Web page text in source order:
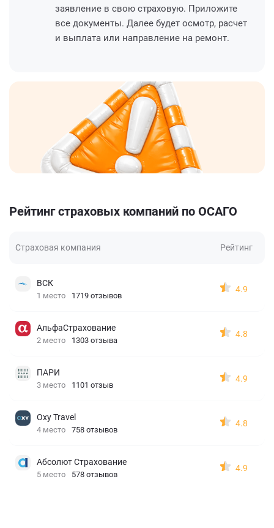
заявление в свою страховую. Приложите
все документы. Далее будет осмотр, расчет
и выплата или направление на ремонт.
Рейтинг страховых компаний по ОСАГО
Страховая компания Рейтинг
ВСК
1 место 1719 отзывов
4.9
АльфаСтрахование
2 место 1303 отзыва
4.8
ПАРИ
3 место 1101 отзыв
4.9
Oxy Travel
4 место 758 отзывов
4.8
Абсолют Страхование
5 место 578 отзывов
4.9